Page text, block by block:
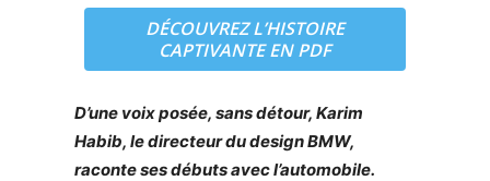
DÉCOUVREZ L’HISTOIRE
CAPTIVANTE EN PDF
D’une voix posée, sans détour, Karim
Habib, le directeur du design BMW,
raconte ses débuts avec l’automobile.